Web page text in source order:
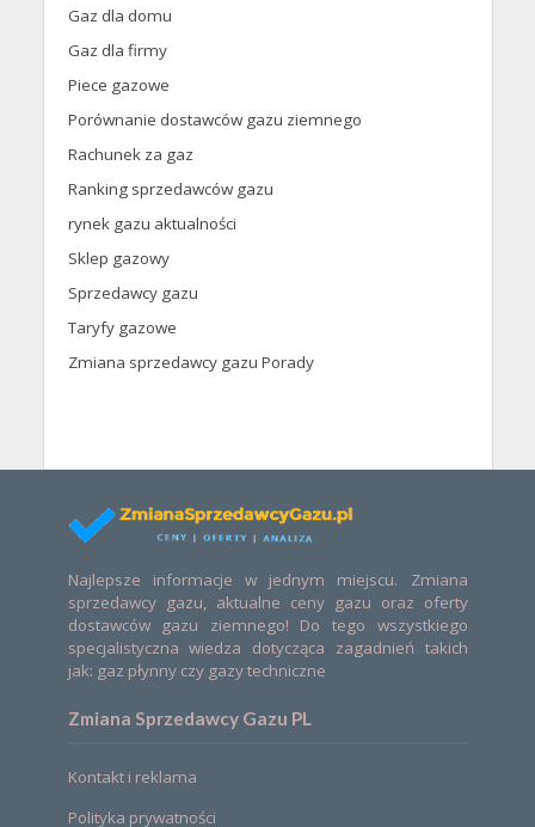
Gaz dla domu
Gaz dla firmy
Piece gazowe
Porównanie dostawców gazu ziemnego
Rachunek za gaz
Ranking sprzedawców gazu
rynek gazu aktualności
Sklep gazowy
Sprzedawcy gazu
Taryfy gazowe
Zmiana sprzedawcy gazu Porady
Najlepsze informacje w jednym miejscu. Zmiana
sprzedawcy gazu, aktualne ceny gazu oraz oferty
dostawców gazu ziemnego! Do tego wszystkiego
specjalistyczna wiedza dotycząca zagadnień takich
jak: gaz płynny czy gazy techniczne
Zmiana Sprzedawcy Gazu PL
Kontakt i reklama
Polityka prywatności